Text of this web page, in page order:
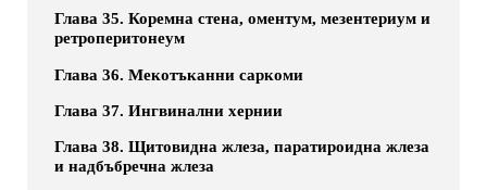
Глава 35. Коремна стена, оментум, мезентериум и
ретроперитонеум
Глава 36. Мекотъканни саркоми
Глава 37. Ингвинални хернии
Глава 38. Щитовидна жлеза, паратироидна жлеза
и надбъбречна жлеза